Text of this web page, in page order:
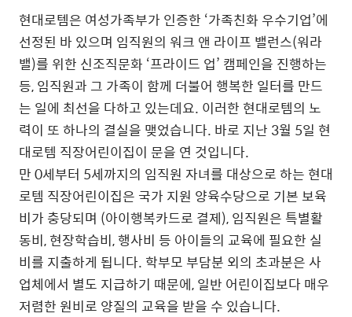
현대로템은 여성가족부가 인증한 ‘가족친화 우수기업’에
선정된 바 있으며 임직원의 워크 앤 라이프 밸런스(워라
밸)를 위한 신조직문화 ‘프라이드 업’ 캠페인을 진행하는
등, 임직원과 그 가족이 함께 더불어 행복한 일터를 만드
는 일에 최선을 다하고 있는데요. 이러한 현대로템의 노
력이 또 하나의 결실을 맺었습니다. 바로 지난 3월 5일 현
대로템 직장어린이집이 문을 연 것입니다.
만 0세부터 5세까지의 임직원 자녀를 대상으로 하는 현대
로템 직장어린이집은 국가 지원 양육수당으로 기본 보육
비가 충당되며 (아이행복카드로 결제), 임직원은 특별활
동비, 현장학습비, 행사비 등 아이들의 교육에 필요한 실
비를 지출하게 됩니다. 학부모 부담분 외의 초과분은 사
업체에서 별도 지급하기 때문에, 일반 어린이집보다 매우
저렴한 원비로 양질의 교육을 받을 수 있습니다.